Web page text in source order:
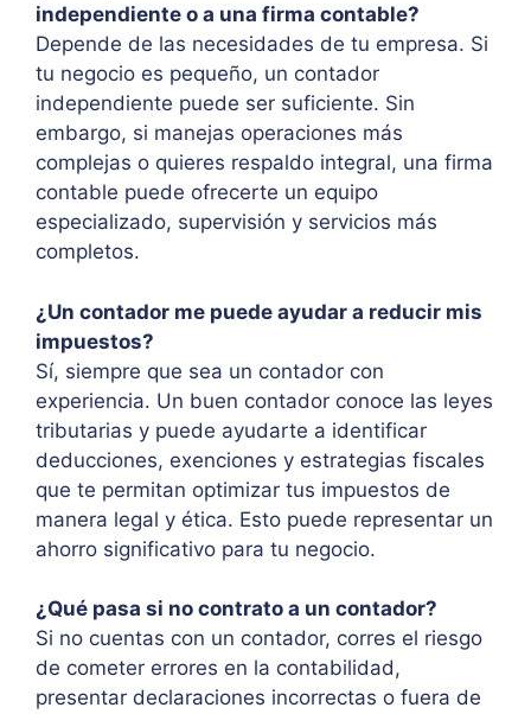
independiente o a una firma contable?
Depende de las necesidades de tu empresa. Si
tu negocio es pequeño, un contador
independiente puede ser suficiente. Sin
embargo, si manejas operaciones más
complejas o quieres respaldo integral, una firma
contable puede ofrecerte un equipo
especializado, supervisión y servicios más
completos.
¿Un contador me puede ayudar a reducir mis
impuestos?
Sí, siempre que sea un contador con
experiencia. Un buen contador conoce las leyes
tributarias y puede ayudarte a identificar
deducciones, exenciones y estrategias fiscales
que te permitan optimizar tus impuestos de
manera legal y ética. Esto puede representar un
ahorro significativo para tu negocio.
¿Qué pasa si no contrato a un contador?
Si no cuentas con un contador, corres el riesgo
de cometer errores en la contabilidad,
presentar declaraciones incorrectas o fuera de